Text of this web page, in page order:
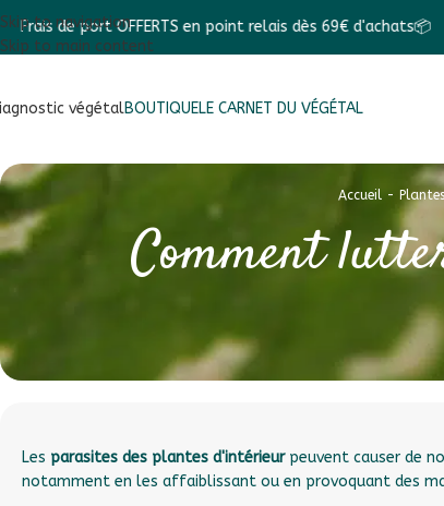
Skip to navigation
Skip to main content
en point relais dès 69€ d'achats📦 🎁 Un
végétalBOUTIQUELE CARNET DU VÉGÉTAL
Accueil-
Comment
Les parasites des plantes d'intérieurpeuvent causer de
notamment en les affaiblissant ou en provoquant des